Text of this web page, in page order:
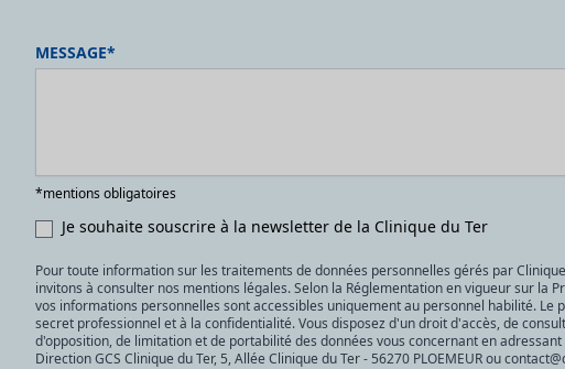
MESSAGE*
*mentions obligatoires
Je souhaite souscrire à la newsletter de la Clinique du Ter
Pour toute information sur les traitements de données personnelles gérés par Clinique
invitons à consulter nos mentions légales. Selon la Réglementation en vigueur sur la
vos informations personnelles sont accessibles uniquement au personnel habilité. Le
secret professionnel et à la confidentialité. Vous disposez d'un droit d'accès, de
d'opposition, de limitation et de portabilité des données vous concernant en
Direction GCS Clinique du Ter, 5, Allée Clinique du Ter - 56270 PLOEMEUR ou